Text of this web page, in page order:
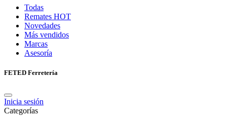
Todas
Remates HOT
Novedades
Más vendidos
Marcas
Asesoría
FETED Ferretería
Inicia sesión
Categorías